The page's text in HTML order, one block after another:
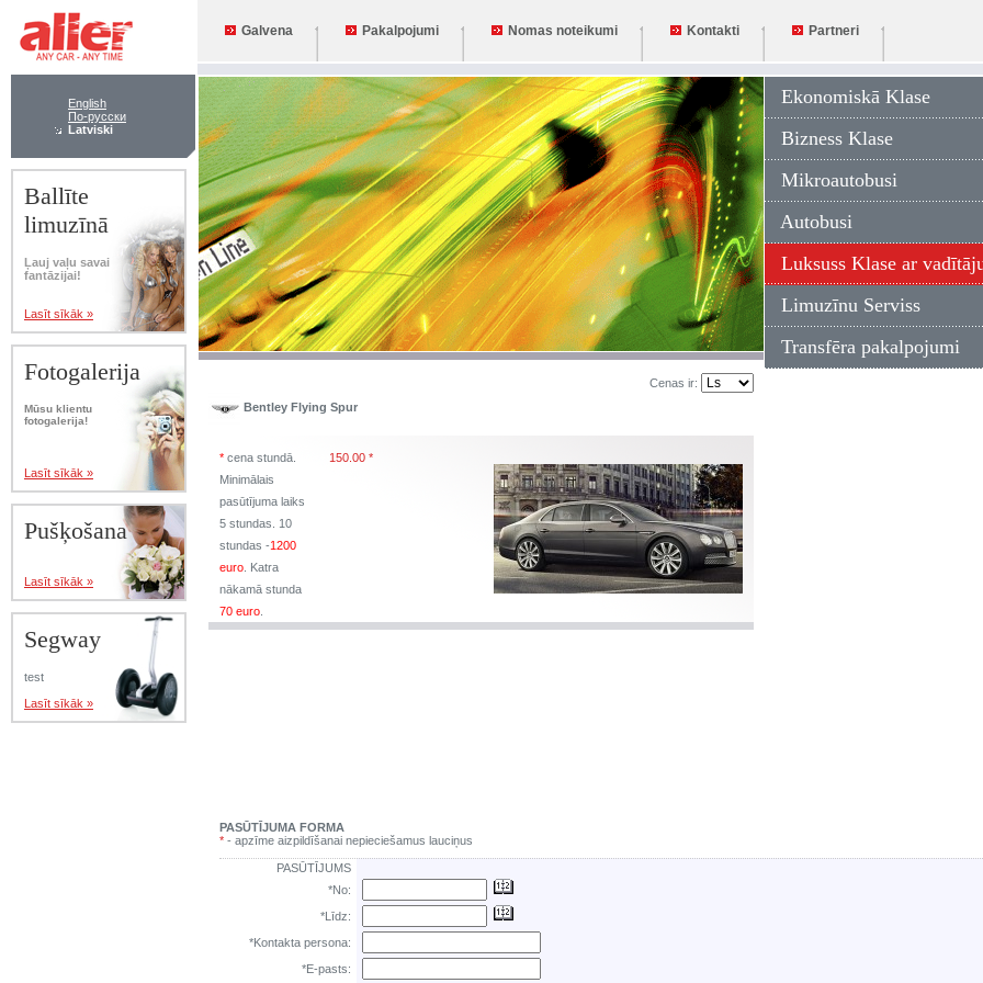
English
По-русски
Latviski
Ballīte
limuzīnā
Ļauj vaļu savai
fantāzijai!
Lasīt sīkāk »
Fotogalerija
Mūsu klientu
fotogalerija!
Lasīt sīkāk »
Pušķošana
Lasīt sīkāk »
Segway
test
Lasīt sīkāk »
Galvena Pakalpojumi Nomas noteikumi Kontakti Partneri
Cenas ir:
Bentley Flying Spur
* cena stundā.
Minimālais
pasūtījuma laiks
5 stundas. 10
stundas -1200
euro . Katra
nākamā stunda
70 euro
150.00 *
Ekonomiskā Klase
Bizness Klase
Mikroautobusi
Autobusi
Luksuss Klase ar
Limuzīnu Serviss
Transfēra pakalpojumi
PASŪTĪJUMA FORMA
* - apzīme aizpildīšanai nepieciešamus lauciņus
PASŪTĪJUMS
*No:
*Līdz:
*Kontakta persona:
*E-pasts: